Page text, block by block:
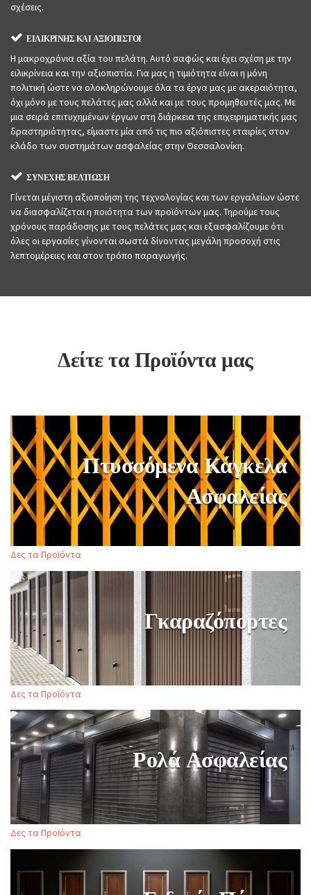
σχέσεις.
ΕΙΛΙΚΡΙΝΗΣ ΚΑΙ ΑΞΙΟΠΙΣΤΟΙ
Η μακροχρόνια αξία του πελάτη. Αυτό σαφώς και έχει σχέση με την
ειλικρίνεια και την αξιοπιστία. Για μας η τιμιότητα είναι η μόνη
πολιτική ώστε να ολοκληρώνουμε όλα τα έργα μας με ακεραιότητα,
όχι μόνο με τους πελάτες μας αλλά και με τους προμηθευτές μας. Με
μια σειρά επιτυχημένων έργων στη διάρκεια της επιχειρηματικής μας
δραστηριότητας, είμαστε μία από τις πιο αξιόπιστες εταιρίες στον
κλάδο των συστημάτων ασφαλείας στην Θεσσαλονίκη.
ΣΥΝΕΧΗΣ ΒΕΛΤΙΩΣΗ
Γίνεται μέγιστη αξιοποίηση της τεχνολογίας και των εργαλείων ώστε
να διασφαλίζεται η ποιότητα των προϊόντων μας. Τηρούμε τους
χρόνους παράδοσης με τους πελάτες μας και εξασφαλίζουμε ότι
όλες οι εργασίες γίνονται σωστά δίνοντας μεγάλη προσοχή στις
λεπτομέρειες και στον τρόπο παραγωγής.
Δείτε τα Προϊόντα μας
Πτυσσόμενα Κάγκελα
Ασφαλείας
Δες τα Προϊόντα
Γκαραζόπορτες
Δες τα Προϊόντα
Ρολά Ασφαλείας
Δες τα Προϊόντα